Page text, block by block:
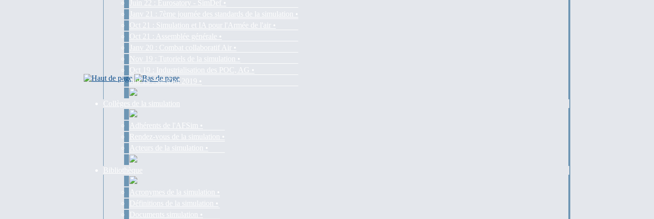
Juin 22 : Eurosatory - SimDef •
Janv 21 : 7ème journée des standards de la simulation •
Oct 21 : Simulation et IA pour l'Armée de l'air •
Oct 21 : Assemblée générale •
Janv 20 : Combat collaboratif Air •
Nov 19 : Tutoriels de la simulation •
Oct 19 : Industrialisation des POC, AG •
Juil 19 : SimDef 2019 •
Collèges de la simulation
Adhérents de l'AFSim •
Rendez-vous de la simulation •
Acteurs de la simulation •
Bibliothèque
Acronymes de la simulation •
Définitions de la simulation •
Documents simulation •